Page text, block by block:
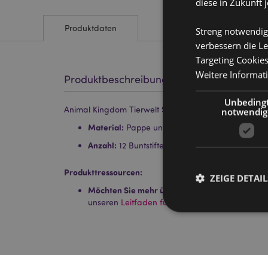
Produktdaten
Produktbeschreibung
Animal Kingdom Tierwelt Stiftebox mit 12 Buntstiften
Material: Pappe und Holz
Anzahl: 12 Buntstifte - Ausgewählte Farben
Produkttressourcen:
Möchten Sie mehr über den Einkauf bei
unseren Leitfaden für Kundeninformationen.
diese in Zukunft
Streng
verbessern die
Targeting
Weitere
ZEIGE